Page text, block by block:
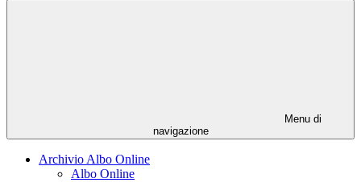
Menu di
navigazione
Archivio Albo Online
Albo Online